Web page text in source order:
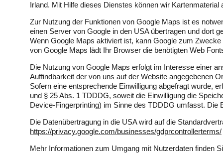
Irland. Mit Hilfe dieses Dienstes können wir Kartenmaterial
Zur Nutzung der Funktionen von Google Maps ist es
einen Server von Google in den USA übertragen und dort
Wenn Google Maps aktiviert ist, kann Google zum
von Google Maps lädt Ihr Browser die benötigten Web
Die Nutzung von Google Maps erfolgt im Interesse einer
Auffindbarkeit der von uns auf der Website angegebenen
Sofern eine entsprechende Einwilligung abgefragt wurde,
und § 25 Abs. 1 TDDDG, soweit die Einwilligung die
Device-Fingerprinting) im Sinne des TDDDG umfasst. Die
Die Datenübertragung in die USA wird auf die
https://privacy.google.com/businesses/gdprcontrollerterms/
Mehr Informationen zum Umgang mit Nutzerdaten finden